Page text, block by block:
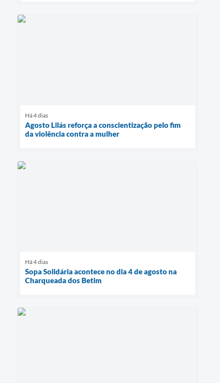
Há 4 dias
Agosto Lilás reforça a conscientização pelo fim
da violência contra a mulher
Há 4 dias
Sopa Solidária acontece no dia 4 de agosto na
Charqueada dos Betim